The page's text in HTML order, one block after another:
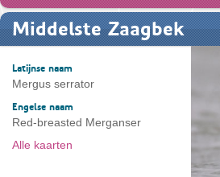
Middelste Zaagbek
Latijnse naam
Mergus serrator
Engelse naam
Red-breasted Merganser
Alle kaarten